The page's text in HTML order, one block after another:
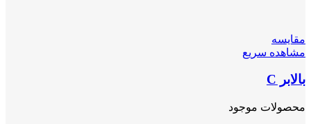
مقایسه
مشاهده سریع
بالابر C
محصولات موجود